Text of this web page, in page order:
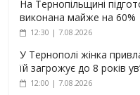
На Тернопільщині
виконана майже на 60%
12:30 | 7.08.2026
У Тернополі жінка
їй загрожує до 8 років
12:00 | 7.08.2026